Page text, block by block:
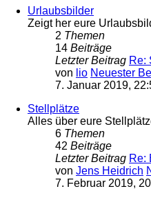
Urlaubsbilder
Zeigt her eure
2 Themen
14 Beiträge
Letzter Beitrag Re:
von lio Neuester
7. Januar 2019,
Stellplätze
Alles über eure
6 Themen
42 Beiträge
Letzter Beitrag Re:
von Jens Heidrich
7. Februar 2019,